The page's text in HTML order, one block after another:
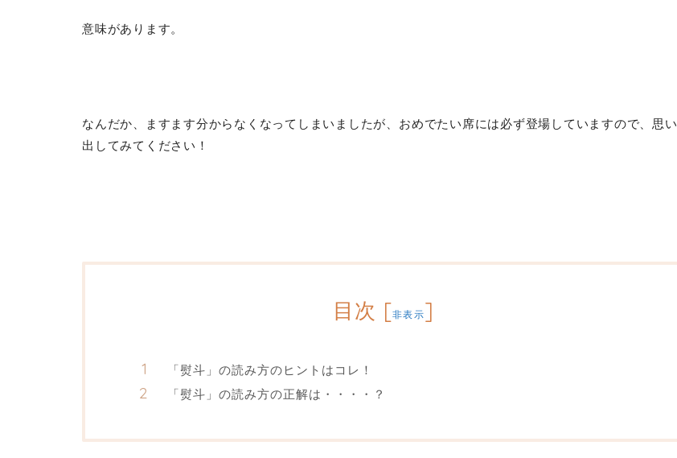
意味があります。
なんだか、ますます分からなくなってしまいましたが、おめでたい席には必ず登場していますので、思い
出してみてください！
目次 [非表示]
「熨斗」の読み方のヒントはコレ！
「熨斗」の読み方の正解は・・・・？